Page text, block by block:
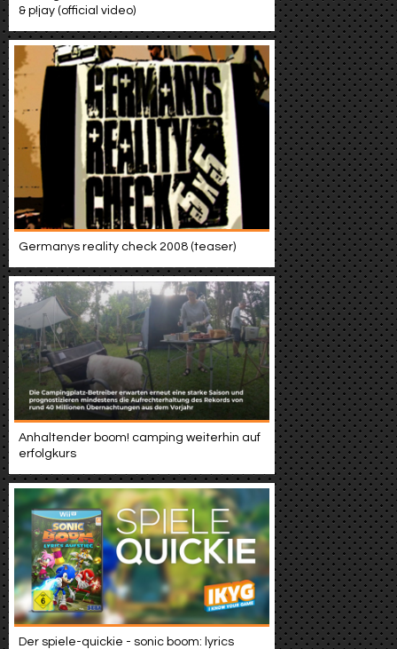
& p!jay (official video)
Germanys reality check 2008 (teaser)
Anhaltender boom! camping weiterhin auf
erfolgkurs
Der spiele-quickie - sonic boom: lyrics